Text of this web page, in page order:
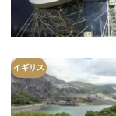
イギリス